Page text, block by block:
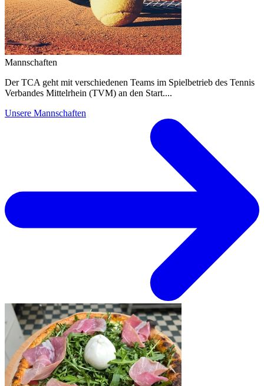
Mannschaften
Der TCA geht mit verschiedenen Teams im Spielbetrieb des Tennis
Verbandes Mittelrhein (TVM) an den Start....
Unsere Mannschaften